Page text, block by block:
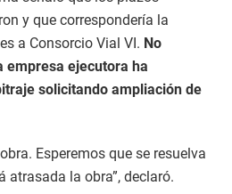
y que correspondería la
a Consorcio Vial VI. No
empresa ejecutora ha
solicitando ampliación de
Esperemos que se resuelva
atrasada la obra”, declaró.